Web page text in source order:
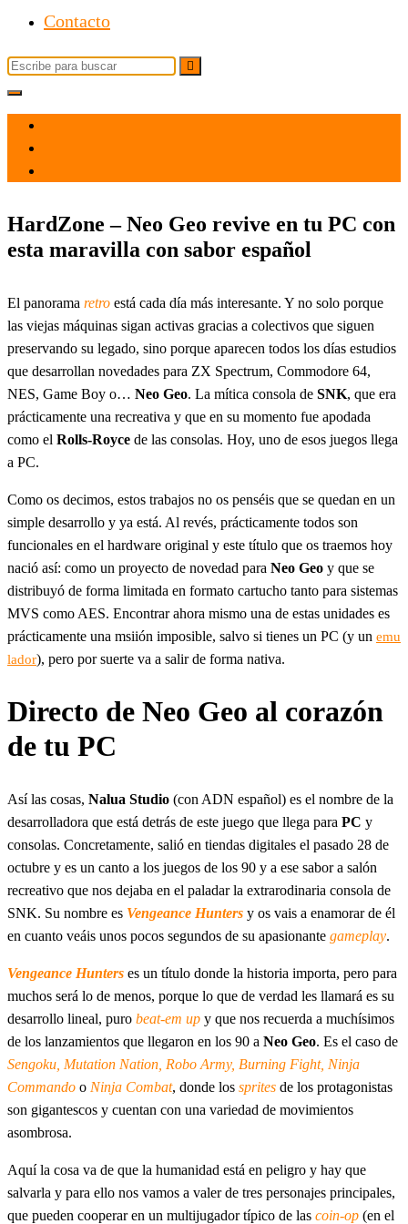
Contacto
Buscar:
HardZone – Neo Geo revive en tu PC con
esta maravilla con sabor español
El panorama retro está cada día más interesante. Y no solo porque
las viejas máquinas sigan activas gracias a colectivos que siguen
preservando su legado, sino porque aparecen todos los días estudios
que desarrollan novedades para ZX Spectrum, Commodore 64,
NES, Game Boy o… Neo Geo. La mítica consola de SNK, que era
prácticamente una recreativa y que en su momento fue apodada
como el Rolls-Royce de las consolas. Hoy, uno de esos juegos llega
a PC.
Como os decimos, estos trabajos no os penséis que se quedan en un
simple desarrollo y ya está. Al revés, prácticamente todos son
funcionales en el hardware original y este título que os traemos hoy
nació así: como un proyecto de novedad para Neo Geo y que se
distribuyó de forma limitada en formato cartucho tanto para sistemas
MVS como AES. Encontrar ahora mismo una de estas unidades es
prácticamente una msiión imposible, salvo si tienes un PC (y un emu
lador), pero por suerte va a salir de forma nativa.
Directo de Neo Geo al corazón
de tu PC
Así las cosas, Nalua Studio (con ADN español) es el nombre de la
desarrolladora que está detrás de este juego que llega para PC y
consolas. Concretamente, salió en tiendas digitales el pasado 28 de
octubre y es un canto a los juegos de los 90 y a ese sabor a salón
recreativo que nos dejaba en el paladar la extrarodinaria consola de
SNK. Su nombre es Vengeance Hunters y os vais a enamorar de él
en cuanto veáis unos pocos segundos de su apasionante gameplay.
Vengeance Hunters es un título donde la historia importa, pero para
muchos será lo de menos, porque lo que de verdad les llamará es su
desarrollo lineal, puro beat-em up y que nos recuerda a muchísimos
de los lanzamientos que llegaron en los 90 a Neo Geo. Es el caso de
Sengoku, Mutation Nation, Robo Army, Burning Fight, Ninja
Commando o Ninja Combat, donde los sprites de los protagonistas
son gigantescos y cuentan con una variedad de movimientos
asombrosa.
Aquí la cosa va de que la humanidad está en peligro y hay que
salvarla y para ello nos vamos a valer de tres personajes principales,
que pueden cooperar en un multijugador típico de las coin-op (en el